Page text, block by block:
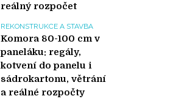
reálný rozpočet
REKONSTRUKCE A STAVBA
Komora 80-100 cm v
paneláku: regály,
kotvení do panelu i
sádrokartonu, větrání
a reálné rozpočty